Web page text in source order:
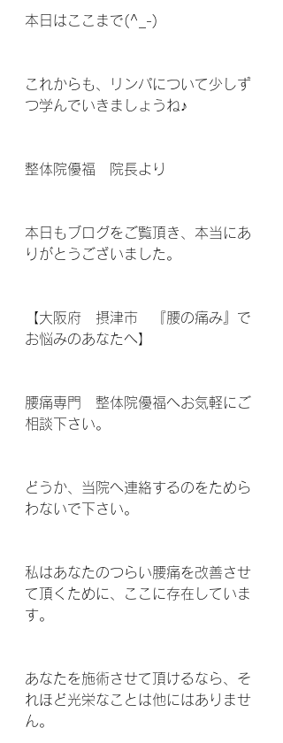
本日はここまで(^_-)
これからも、リンパについて少しず
つ学んでいきましょうね♪
整体院優福　院長より
本日もブログをご覧頂き、本当にあ
りがとうございました。
【大阪府　摂津市　『腰の痛み』で
お悩みのあなたへ】
腰痛専門　整体院優福へお気軽にご
相談下さい。
どうか、当院へ連絡するのをためら
わないで下さい。
私はあなたのつらい腰痛を改善させ
て頂くために、ここに存在していま
す。
あなたを施術させて頂けるなら、そ
れほど光栄なことは他にはありませ
ん。